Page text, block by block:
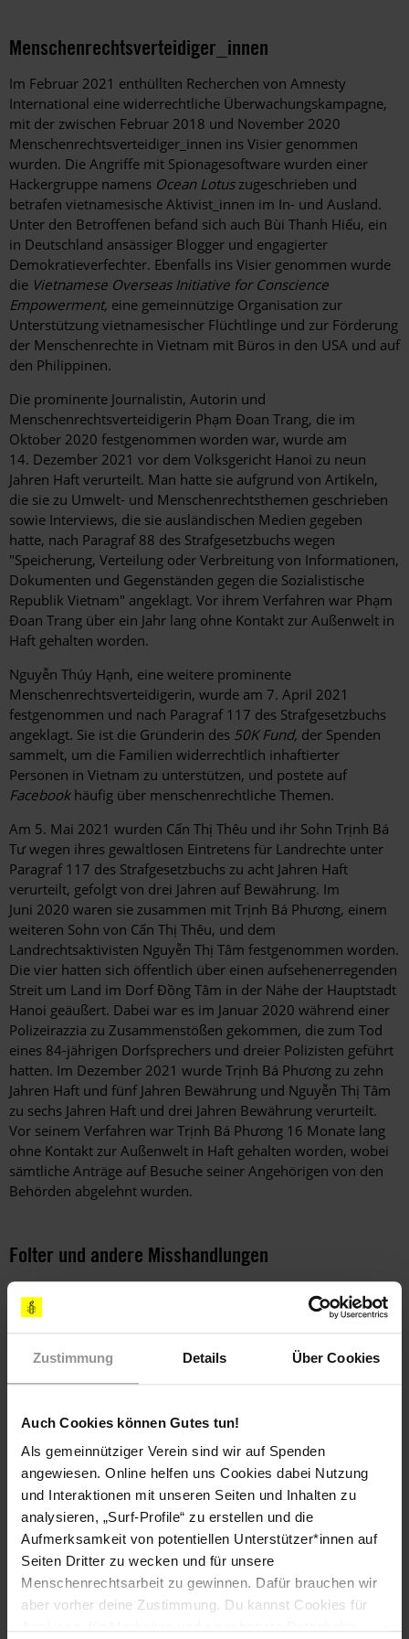
Zustimmung Details Über Cookies
Auch Cookies können Gutes tun!
Als gemeinnütziger Verein sind wir auf Spenden
angewiesen. Online helfen uns Cookies dabei Nutzung
und Interaktionen mit unseren Seiten und Inhalten zu
analysieren, „Surf-Profile“ zu erstellen und die
Aufmerksamkeit von potentiellen Unterstützer*innen auf
Seiten Dritter zu wecken und für unsere
Menschenrechtsarbeit zu gewinnen. Dafür brauchen wir
aber vorher deine Zustimmung. Du kannst Cookies für
Menschenrechtsverteidiger_innen
Im Februar 2021 enthüllten Recherchen von Amnesty
International eine widerrechtliche Überwachungskampagne,
mit der zwischen Februar 2018 und November 2020
Menschenrechtsverteidiger_innen ins Visier genommen
wurden. Die Angriffe mit Spionagesoftware wurden einer
Hackergruppe namens Ocean Lotuszugeschrieben und
betrafen vietnamesische Aktivist_innen im In- und Ausland.
Unter den Betroffenen befand sich auch Bùi Thanh Hiếu, ein
in Deutschland ansässiger Blogger und engagierter
Demokratieverfechter. Ebenfalls ins Visier genommen wurde
die Vietnamese Overseas Initiative for Conscience
Empowerment, eine gemeinnützige Organisation zur
Unterstützung vietnamesischer Flüchtlinge und zur Förderung
der Menschenrechte in Vietnam mit Büros in den USA und auf
den Philippinen.
Die prominente Journalistin, Autorin und
Menschenrechtsverteidigerin Phạm Đoan Trang, die im
Oktober 2020 festgenommen worden war, wurde am
14. Dezember 2021 vor dem Volksgericht Hanoi zu neun
Jahren Haft verurteilt. Man hatte sie aufgrund von Artikeln,
die sie zu Umwelt- und Menschenrechtsthemen geschrieben
sowie Interviews, die sie ausländischen Medien gegeben
hatte, nach Paragraf 88 des Strafgesetzbuchs wegen
"Speicherung, Verteilung oder Verbreitung von Informationen,
Dokumenten und Gegenständen gegen die Sozialistische
Republik Vietnam" angeklagt. Vor ihrem Verfahren war Phạm
Đoan Trang über ein Jahr lang ohne Kontakt zur Außenwelt in
Haft gehalten worden.
Nguyễn Thúy Hạnh, eine weitere prominente
Menschenrechtsverteidigerin, wurde am 7. April 2021
festgenommen und nach Paragraf 117 des Strafgesetzbuchs
angeklagt. Sie ist die Gründerin des 50K Fund, der Spenden
sammelt, um die Familien widerrechtlich inhaftierter
Personen in Vietnam zu unterstützen, und postete auf
Facebookhäufig über menschenrechtliche Themen.
Am 5. Mai 2021 wurden Cấn Thị Thêu und ihr Sohn Trịnh Bá
Tư wegen ihres gewaltlosen Eintretens für Landrechte unter
Paragraf 117 des Strafgesetzbuchs zu acht Jahren Haft
verurteilt, gefolgt von drei Jahren auf Bewährung. Im
Juni 2020 waren sie zusammen mit Trịnh Bá Phương, einem
weiteren Sohn von Cấn Thị Thêu, und dem
Landrechtsaktivisten Nguyễn Thị Tâm festgenommen worden.
Die vier hatten sich öffentlich über einen aufsehenerregenden
Streit um Land im Dorf Đồng Tâm in der Nähe der Hauptstadt
Hanoi geäußert. Dabei war es im Januar 2020 während einer
Polizeirazzia zu Zusammenstößen gekommen, die zum Tod
eines 84-jährigen Dorfsprechers und dreier Polizisten geführt
hatten. Im Dezember 2021 wurde Trịnh Bá Phương zu zehn
Jahren Haft und fünf Jahren Bewährung und Nguyễn Thị Tâm
zu sechs Jahren Haft und drei Jahren Bewährung verurteilt.
Vor seinem Verfahren war Trịnh Bá Phương 16 Monate lang
ohne Kontakt zur Außenwelt in Haft gehalten worden, wobei
sämtliche Anträge auf Besuche seiner Angehörigen von den
Behörden abgelehnt wurden.
Folter und andere Misshandlungen
Die Berichte über Folter und andere Misshandlungen von
Gefangenen rissen nicht ab. Im März 2021 deckte Amnesty
International auf, dass der politisch engagierte Bürger Nguyễn
Văn Đức Độ, der eine elfjährige Haftstrafe verbüßte, seit
Mai 2020 unter unmenschlichen Bedingungen in der
Haftanstalt Xuân Lộc in der Provinz Đồng Nai in Einzelhaft
Misshandlungen durch Gefängniswärter beeinträchtigten
seine psychische Gesundheit.
Recht auf Gesundheit
Als Reaktion auf einen Anstieg der Coronainfektionen Ende
August 2021 verhängten die Behörden harte und
unverhältnismäßige Lockdownmaßnahmen in den am
schwersten betroffenen Regionen. Es gab mehrere Lockdowns